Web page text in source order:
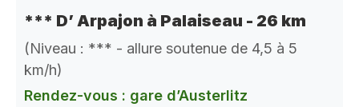
*** D’ Arpajon à Palaiseau - 26 km
(Niveau : *** - allure soutenue de 4,5 à 5
km/h)
Rendez-vous : gare d’Austerlitz